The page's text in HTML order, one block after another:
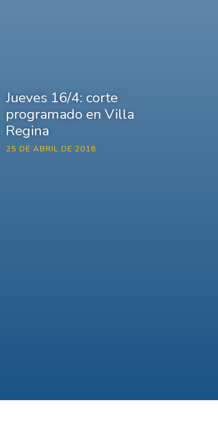
Jueves 16/4: corte
programado en Villa
Regina
25 DE ABRIL DE 2018